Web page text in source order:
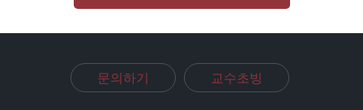
문의하기 교수초빙